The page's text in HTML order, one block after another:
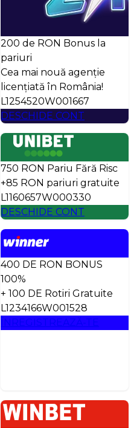
200 de RON Bonus la
pariuri
Cea mai nouă agenție
licențiată în România!
L1254520W001667
DESCHIDE CONT
750 RON Pariu Fără Risc
+85 RON pariuri gratuite
L1160657W000330
DESCHIDE CONT
400 DE RON BONUS
100%
+ 100 DE Rotiri Gratuite
L1234166W001528
ÎNREGISTREAZĂ-TE